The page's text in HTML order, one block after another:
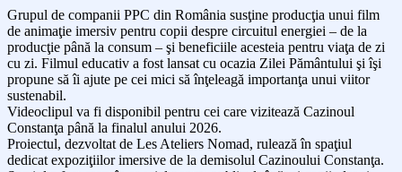
Grupul de companii PPC din România susţine producţia unui film
de animaţie imersiv pentru copii despre circuitul energiei – de la
producţie până la consum – şi beneficiile acesteia pentru viaţa de zi
cu zi. Filmul educativ a fost lansat cu ocazia Zilei Pământului şi îşi
propune să îi ajute pe cei mici să înţeleagă importanţa unui viitor
sustenabil.
Videoclipul va fi disponibil pentru cei care vizitează Cazinoul
Constanţa până la finalul anului 2026.
Proiectul, dezvoltat de Les Ateliers Nomad, rulează în spaţiul
dedicat expoziţiilor imersive de la demisolul Cazinoului Constanţa.